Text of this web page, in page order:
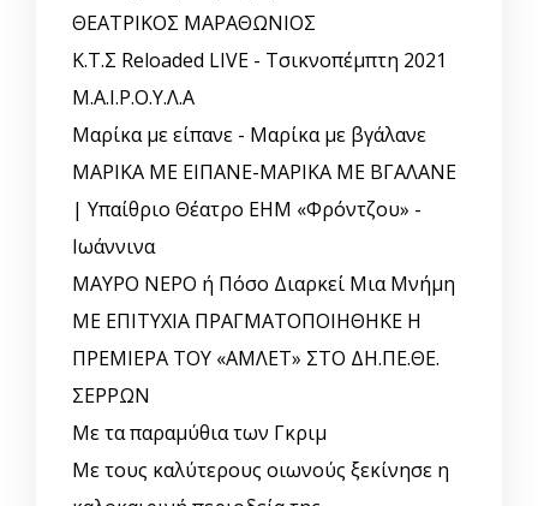
ΘΕΑΤΡΙΚΟΣ ΜΑΡΑΘΩΝΙΟΣ
Κ.Τ.Σ Reloaded LIVE - Τσικνοπέμπτη 2021
Μ.Α.Ι.Ρ.Ο.Υ.Λ.Α
Μαρίκα με είπανε - Μαρίκα με βγάλανε
ΜΑΡΙΚΑ ΜΕ ΕΙΠΑΝΕ-ΜΑΡΙΚΑ ΜΕ ΒΓΑΛΑΝΕ
| Υπαίθριο Θέατρο ΕΗΜ «Φρόντζου» -
Ιωάννινα
ΜΑΥΡΟ ΝΕΡΟ ή Πόσο Διαρκεί Μια Μνήμη
ΜΕ ΕΠΙΤΥΧΙΑ ΠΡΑΓΜΑΤΟΠΟΙΗΘΗΚΕ Η
ΠΡΕΜΙΕΡΑ ΤΟΥ «ΑΜΛΕΤ» ΣΤΟ ΔΗ.ΠΕ.ΘΕ.
ΣΕΡΡΩΝ
Με τα παραμύθια των Γκριμ
Με τους καλύτερους οιωνούς ξεκίνησε η